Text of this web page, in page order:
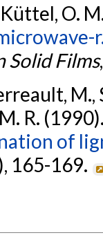
Küttel, O.
Solid Films
M.,
R.
of
165-169.